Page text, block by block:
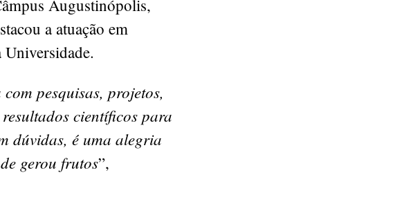
Augustinópolis,
a atuação em
pesquisas, projetos,
científicos para
dúvidas, é uma alegria
gerou frutos”,